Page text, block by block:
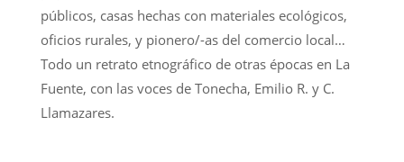
públicos, casas hechas con materiales ecológicos,
oficios rurales, y pionero/-as del comercio local…
Todo un retrato etnográfico de otras épocas en La
Fuente, con las voces de Tonecha, Emilio R. y C.
Llamazares.